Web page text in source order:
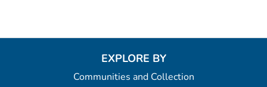
EXPLORE BY
Communities and Collection